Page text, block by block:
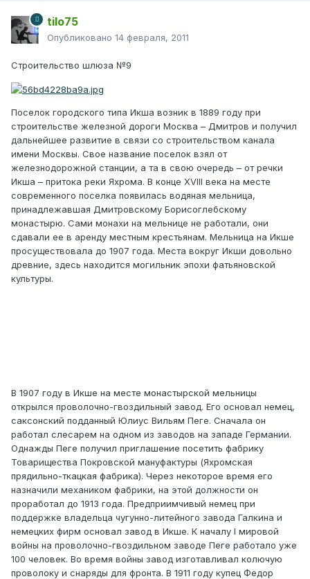
tilo75
Опубликовано 14 февраля, 2011
Строительство шлюза №9
Поселок городского типа Икша возник в 1889 году при
строительстве железной дороги Москва – Дмитров и получил
дальнейшее развитие в связи со строительством канала
имени Москвы. Свое название поселок взял от
железнодорожной станции, а та в свою очередь – от речки
Икша – притока реки Яхрома. В конце XVIII века на месте
современного поселка появилась водяная мельница,
принадлежавшая Дмитровскому Борисоглебскому
монастырю. Сами монахи на мельнице не работали, они
сдавали ее в аренду местным крестьянам. Мельница на Икше
просуществовала до 1907 года. Места вокруг Икши довольно
древние, здесь находится могильник эпохи фатьяновской
культуры.
В 1907 году в Икше на месте монастырской мельницы
открылся проволочно-гвоздильный завод. Его основал немец,
саксонский подданный Юлиус Вильям Пеге. Сначала он
работал слесарем на одном из заводов на западе Германии.
Однажды Пеге получил приглашение посетить фабрику
Товарищества Покровской мануфактуры (Яхромская
прядильно-ткацкая фабрика). Через некоторое время его
назначили механиком фабрики, на этой должности он
проработал до 1913 года. Предприимчивый немец при
поддержке владельца чугунно-литейного завода Галкина и
немецких фирм основал завод в Икше. К началу I мировой
войны на проволочно-гвоздильном заводе Пеге работало уже
100 человек. Во время войны завод изготавливал колючую
проволоку и снаряды для фронта. В 1911 году купец Федор